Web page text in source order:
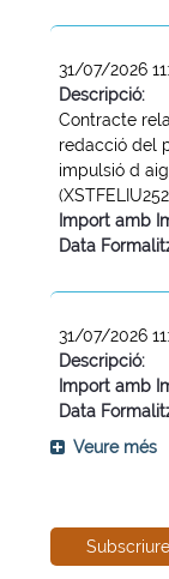
31/07/2026
Descripció:
Contracte
redacció del
impulsió d
Import amb
Data
31/07/2026
Descripció:
Import amb
Data
Veure més